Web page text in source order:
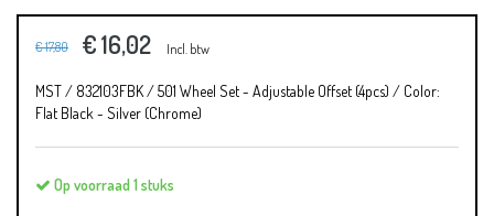
€ 17,80 € 16,02 Incl. btw
MST / 832103FBK / 501 Wheel Set - Adjustable Offset (4pcs) / Color:
Flat Black - Silver (Chrome)
Op voorraad 1 stuks